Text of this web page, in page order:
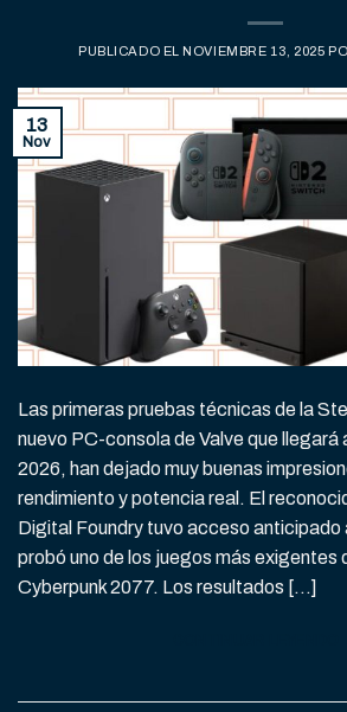
PUBLICADO EL NOVIEMBRE 13, 2025
13
Nov
Las primeras pruebas técnicas de la
nuevo PC-consola de Valve que llegará
2026, han dejado muy buenas
rendimiento y potencia real. El
Digital Foundry tuvo acceso anticipado
probó uno de los juegos más exigentes
Cyberpunk 2077. Los resultados […]